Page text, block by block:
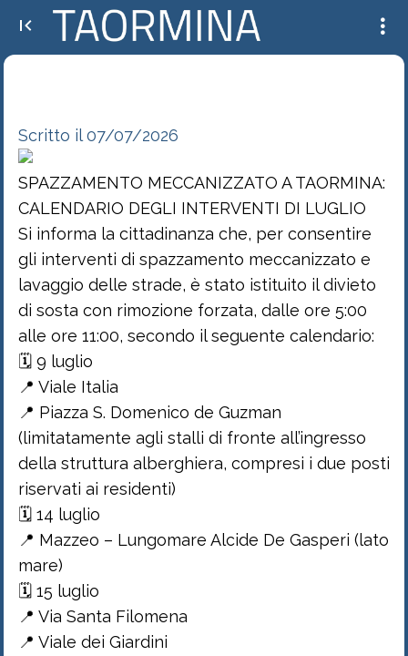
Scritto il 07/07/2026
SPAZZAMENTO MECCANIZZATO A TAORMINA:
CALENDARIO DEGLI INTERVENTI DI LUGLIO
Si informa la cittadinanza che, per consentire
gli interventi di spazzamento meccanizzato e
lavaggio delle strade, è stato istituito il divieto
di sosta con rimozione forzata, dalle ore 5:00
alle ore 11:00, secondo il seguente calendario:
🗓 9 luglio
📍 Viale Italia
📍 Piazza S. Domenico de Guzman
(limitatamente agli stalli di fronte all’ingresso
della struttura alberghiera, compresi i due posti
riservati ai residenti)
🗓 14 luglio
📍 Mazzeo – Lungomare Alcide De Gasperi (lato
mare)
🗓 15 luglio
📍 Via Santa Filomena
📍 Viale dei Giardini